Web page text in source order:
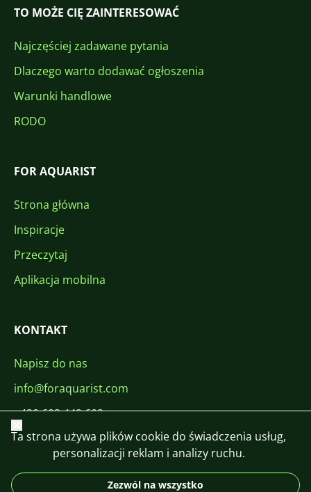
TO MOŻE CIĘ ZAINTERESOWAĆ
Najczęściej zadawane pytania
Dlaczego warto dodawać ogłoszenia
Warunki handlowe
RODO
FOR AQUARIST
Strona główna
Inspiracje
Przeczytaj
Aplikacja mobilna
KONTAKT
Napisz do nas
info@foraquarist.com
+420 603 449 602
Zamknij
Ta strona używa plików cookie do świadczenia usług,
personalizacji reklam i analizy ruchu.
Zezwól na wszystko